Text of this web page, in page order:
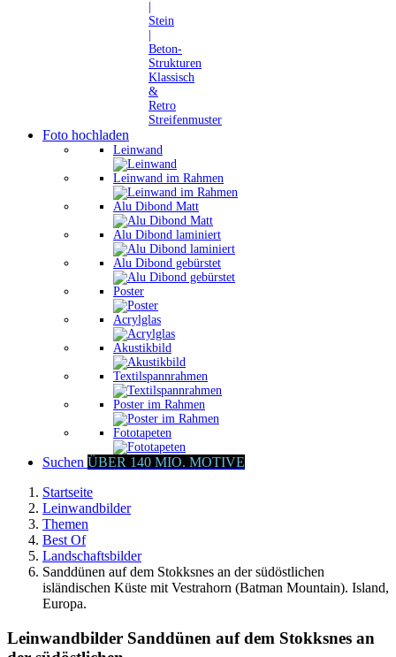
Stein
Beton-
Strukturen
Klassisch
&
Retro
Streifenmuster
Foto hochladen
Leinwand
Leinwand im Rahmen
Alu Dibond Matt
Alu Dibond laminiert
Alu Dibond gebürstet
Poster
Acrylglas
Akustikbild
Textilspannrahmen
Poster im Rahmen
Fototapeten
Suchen ÜBER 140 MIO. MOTIVE
Startseite
Leinwandbilder
Themen
Best Of
Landschaftsbilder
Sanddünen auf dem Stokksnes an der südöstlichen
isländischen Küste mit Vestrahorn (Batman Mountain). Island,
Europa.
Leinwandbilder Sanddünen auf dem Stokksnes an